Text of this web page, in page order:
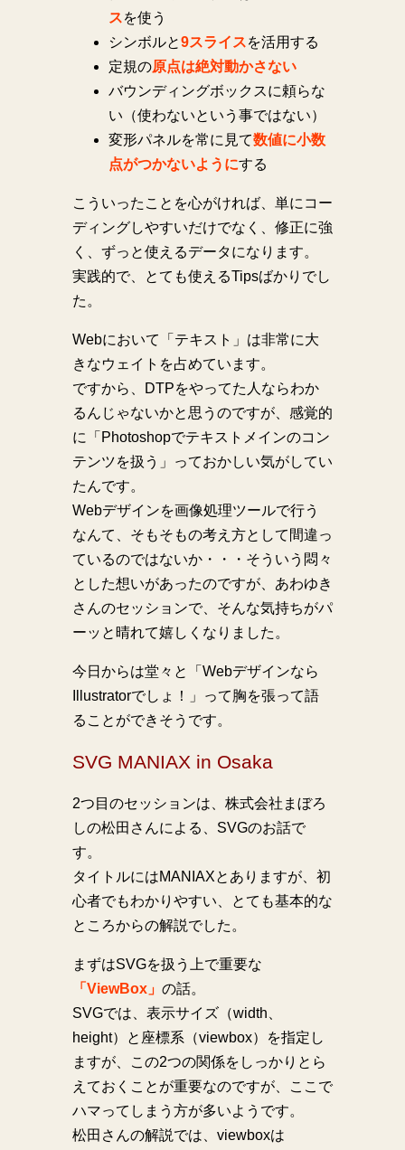
スを使う
シンボルと9スライスを活用する
定規の原点は絶対動かさない
バウンディングボックスに頼らな
い（使わないという事ではない）
変形パネルを常に見て数値に小数
点がつかないようにする
こういったことを心がければ、単にコー
ディングしやすいだけでなく、修正に強
く、ずっと使えるデータになります。
実践的で、とても使えるTipsばかりでし
た。
Webにおいて「テキスト」は非常に大
きなウェイトを占めています。
ですから、DTPをやってた人ならわか
るんじゃないかと思うのですが、感覚的
に「Photoshopでテキストメインのコン
テンツを扱う」っておかしい気がしてい
たんです。
Webデザインを画像処理ツールで行う
なんて、そもそもの考え方として間違っ
ているのではないか・・・そういう悶々
とした想いがあったのですが、あわゆき
さんのセッションで、そんな気持ちがパ
ーッと晴れて嬉しくなりました。
今日からは堂々と「Webデザインなら
Illustratorでしょ！」って胸を張って語
ることができそうです。
SVG MANIAX in Osaka
2つ目のセッションは、株式会社まぼろ
しの松田さんによる、SVGのお話で
す。
タイトルにはMANIAXとありますが、初
心者でもわかりやすい、とても基本的な
ところからの解説でした。
まずはSVGを扱う上で重要な
「ViewBox」 の話。
SVGでは、表示サイズ（width、
height）と座標系（viewbox）を指定し
ますが、この2つの関係をしっかりとら
えておくことが重要なのですが、ここで
ハマってしまう方が多いようです。
松田さんの解説では、viewboxは